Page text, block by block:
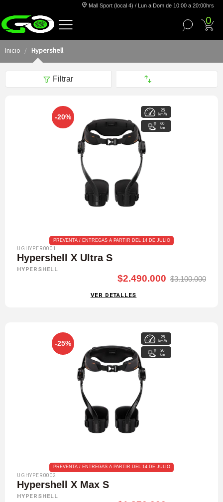
Mall Sport (local 4) / Lun a Dom de 10:00 a 20:00hrs
0
Inicio Hypershell
Filtrar
-20%
25
km/h
60
km
PREVENTA / ENTREGAS A PARTIR DEL 14 DE JULIO
UGHYPER0001
Hypershell X Ultra S
HYPERSHELL
$2.490.000 $3.100.000
VER DETALLES
-25%
25
km/h
30
km
PREVENTA / ENTREGAS A PARTIR DEL 14 DE JULIO
UGHYPER0002
Hypershell X Max S
HYPERSHELL